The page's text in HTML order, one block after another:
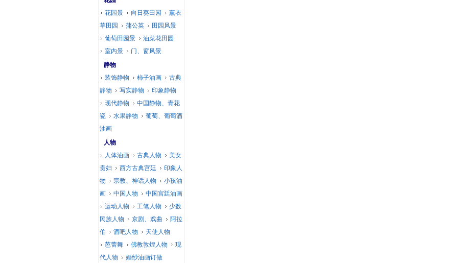
花园景
向日葵田园
薰衣
草田园
蒲公英
田园风景
葡萄田园景
油菜花田园
室内景
门、窗风景
静物
装饰静物
柿子油画
古典
静物
写实静物
印象静物
现代静物
中国静物、青花
瓷
水果静物
葡萄、葡萄酒
油画
人物
人体油画
古典人物
美女
贵妇
西方古典宫廷
印象人
物
宗教、神话人物
小孩油
画
中国人物
中国宫廷油画
运动人物
工笔人物
少数
民族人物
京剧、戏曲
阿拉
伯
酒吧人物
天使人物
芭蕾舞
佛教敦煌人物
现
代人物
婚纱油画订做